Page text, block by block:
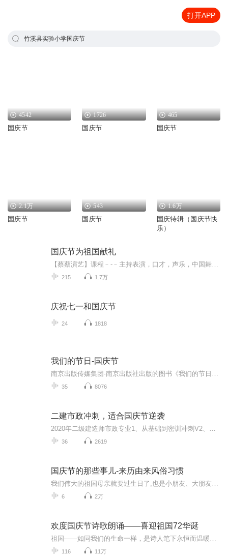
打开APP
竹溪县实验小学国庆节
4542
国庆节
1726
国庆节
465
国庆节
2.1万
国庆节
543
国庆节
1.6万
国庆特辑（国庆节快
乐）
国庆节为祖国献礼
215 1.7万
庆祝七一和国庆节
24 1818
我们的节日-国庆节
35 8076
二建市政冲刺，适合国庆节逆袭
36 2619
国庆节的那些事儿-来历由来风俗习惯
6 2万
欢度国庆节诗歌朗诵——喜迎祖国72华诞
116 11万